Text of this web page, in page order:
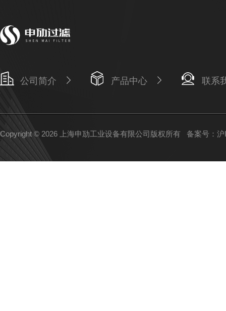
公司简介 产品中心 联系
Copyright © 2026 上海申劢工业设备有限公司版权所有 备案号：